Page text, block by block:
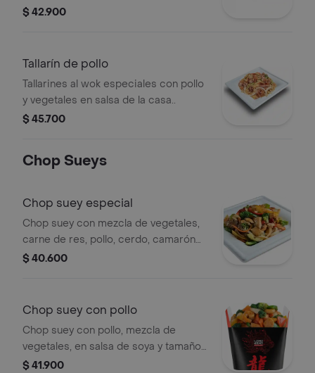
juliana y salsa teriyaki.
$ 42.900
Tallarín de pollo
Tallarines al wok especiales con pollo
y vegetales en salsa de la casa..
$ 45.700
Chop Sueys
Chop suey especial
Chop suey con mezcla de vegetales,
carne de res, pollo, cerdo, camarón
en salsa de soya y tamaño a elegir..
$ 40.600
Chop suey con pollo
Chop suey con pollo, mezcla de
vegetales, en salsa de soya y tamaño
a elegir..
$ 41.900